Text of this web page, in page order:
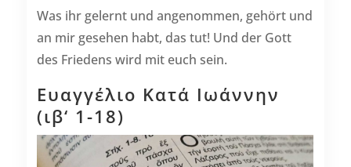
Was ihr gelernt und angenommen, gehört und
an mir gesehen habt, das tut! Und der Gott
des Friedens wird mit euch sein.
Ευαγγέλιο Κατά Ιωάννην
(ιβ‘ 1-18)